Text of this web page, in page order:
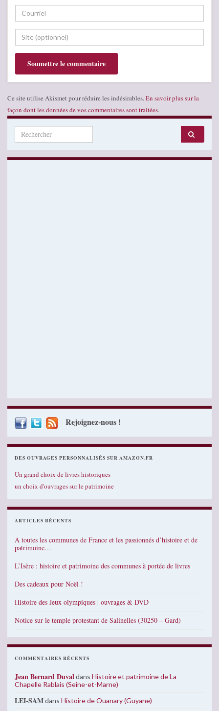
Ce site utilise Akismet pour réduire les indésirables. En savoir plus sur la
façon dont les données de vos commentaires sont traitées.
Search for:
Rejoignez-nous !
DES OUVRAGES PERSONNALISÉS SUR AMAZON.FR
Un grand choix de livres historiques
un choix d'ouvrages sur le patrimoine
ARTICLES RÉCENTS
A toutes les communes de France et les passionnés d’histoire et de
patrimoine…
L’Isère : histoire et patrimoine des communes à portée de livres
Des cadeaux pour Noël !
Histoire des Jeux olympiques | ouvrages & DVD
Notice sur le temple protestant de Salinelles (30250 – Gard)
COMMENTAIRES RÉCENTS
Jean Bernard Duvaldans Histoire et patrimoine de La
Chapelle Rablais (Seine-et-Marne)
LEI-SAMdans Histoire de Ouanary (Guyane)